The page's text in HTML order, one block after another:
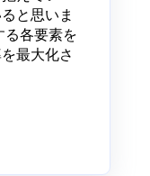
と思いま
る各要素を
最大化さ